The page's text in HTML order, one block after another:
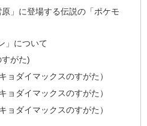
」に登場する伝説の「ポケモ
」について
がた)
ョダイマックスのすがた）
ョダイマックスのすがた）
ョダイマックスのすがた）